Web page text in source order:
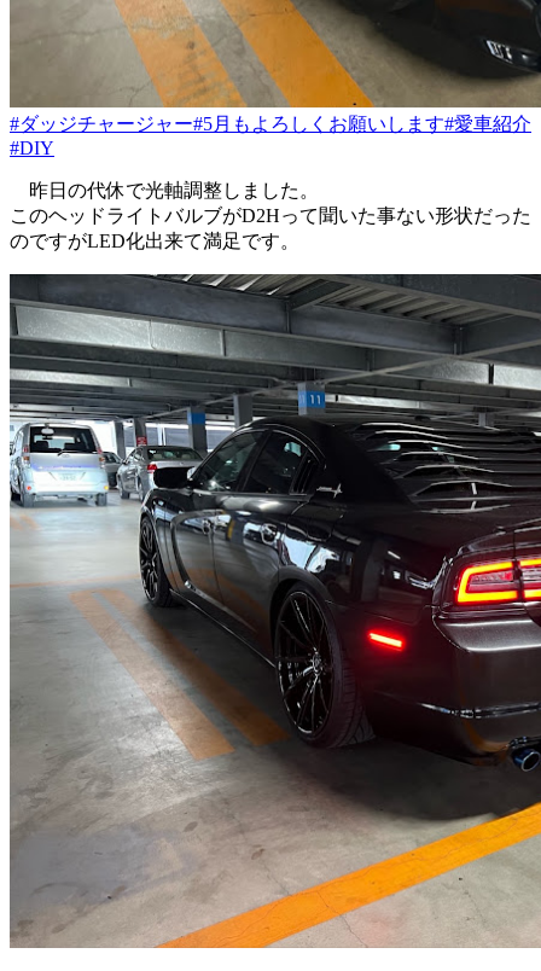
#ダッジチャージャー#5月もよろしくお願いします#愛車紹介
#DIY
昨日の代休で光軸調整しました。
このヘッドライトバルブがD2Hって聞いた事ない形状だった
のですがLED化出来て満足です。